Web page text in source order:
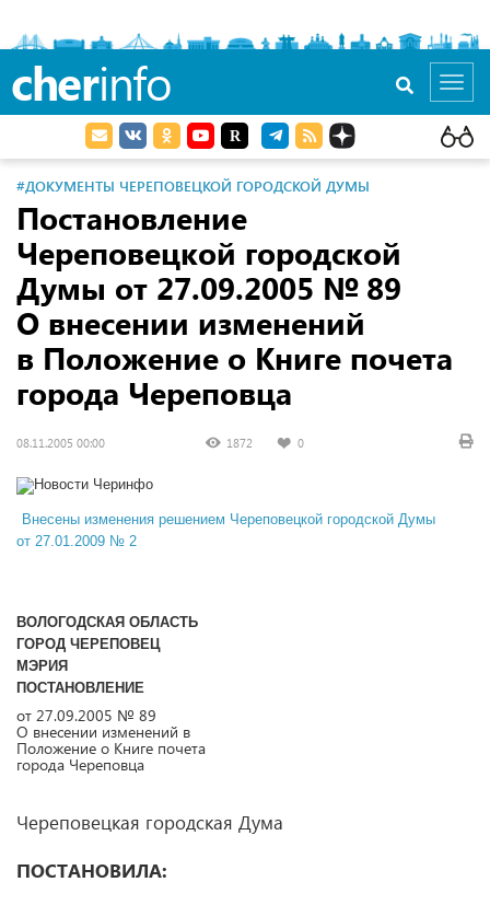
cherinfo
#ДОКУМЕНТЫ ЧЕРЕПОВЕЦКОЙ ГОРОДСКОЙ ДУМЫ
Постановление
Череповецкой городской
Думы от 27.09.2005 № 89
О внесении изменений
в Положение о Книге почета
города Череповца
08.11.2005 00:00 1872 0
Внесены изменения решением Череповецкой городской Думы
от 27.01.2009 № 2
ВОЛОГОДСКАЯ ОБЛАСТЬ
ГОРОД ЧЕРЕПОВЕЦ
МЭРИЯ
ПОСТАНОВЛЕНИЕ
от 27.09.2005 № 89
О внесении изменений в
Положение о Книге почета
города Череповца
Череповецкая городская Дума
ПОСТАНОВИЛА: